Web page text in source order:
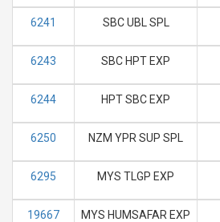
6241 SBC UBL SPL
6243 SBC HPT EXP
6244 HPT SBC EXP
6250 NZM YPR SUP SPL
6295 MYS TLGP EXP
19667 MYS HUMSAFAR EXP